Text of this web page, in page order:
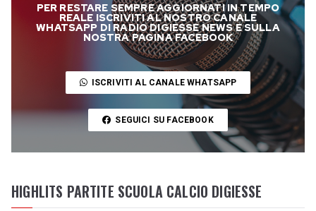
PER RESTARE SEMPRE AGGIORNATI IN TEMPO
REALE ISCRIVITI AL NOSTRO CANALE
WHATSAPP DI RADIO DIGIESSE NEWS E SULLA
NOSTRA PAGINA FACEBOOK
ISCRIVITI AL CANALE WHATSAPP
SEGUICI SU FACEBOOK
HIGHLITS PARTITE SCUOLA CALCIO DIGIESSE